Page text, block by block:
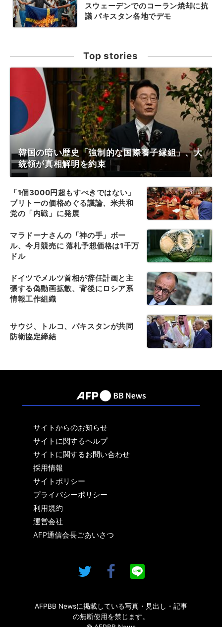
スウェーデンでのコーラン焼却に抗
議 パキスタン各地でデモ
Top stories
韓国の暗い歴史「強制的な国際養子縁組」、大
統領が真相解明を約束
「1個3000円超もすべきではない」
ブリトーの価格めぐる議論、米共和
党の「内戦」に発展
マラドーナさんの「神の手」ボー
ル、今月競売に 落札予想価格は1千万
ドル
ドイツでメルツ首相が辞任計画と主
張する偽動画拡散、背後にロシア系
情報工作組織
サウジ、トルコ、パキスタンが共同
防衛協定締結
サイトからのお知らせ
サイトに関するヘルプ
サイトに関するお問い合わせ
採用情報
サイトポリシー
プライバシーポリシー
利用規約
運営会社
AFP通信会長ごあいさつ
AFPBB Newsに掲載している写真・見出し・記事
の無断使用を禁じます。